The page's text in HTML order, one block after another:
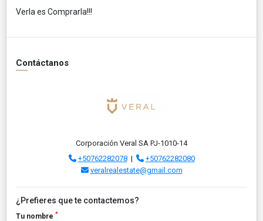
Verla es Comprarla!!!
Contáctanos
Corporación Veral SA PJ-1010-14
+50762282078|
+50762282080
veralrealestate@gmail.com
¿Prefieres que te contactemos?
Tu nombre *